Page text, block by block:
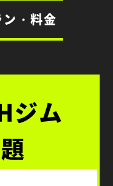
・料金
ジム